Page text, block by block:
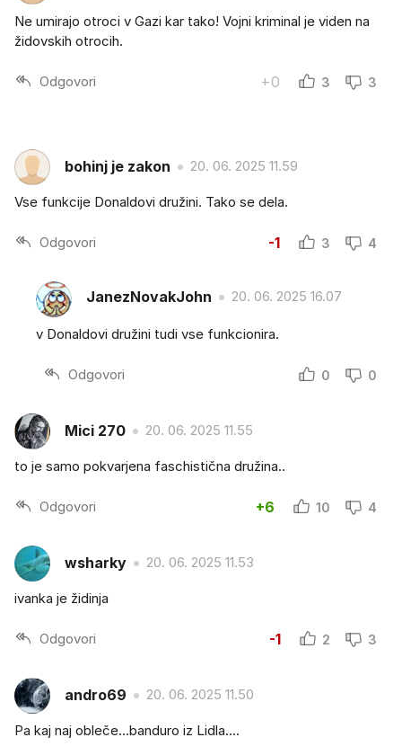
Ne umirajo otroci v Gazi kar tako! Vojni kriminal je viden na
židovskih otrocih.
Odgovori +0 3 3
bohinj je zakon 20. 06. 2025 11.59
Vse funkcije Donaldovi družini. Tako se dela.
Odgovori -1 3 4
JanezNovakJohn 20. 06. 2025 16.07
v Donaldovi družini tudi vse funkcionira.
Odgovori 0 0
Mici 270 20. 06. 2025 11.55
to je samo pokvarjena faschistična družina..
Odgovori +6 10 4
wsharky 20. 06. 2025 11.53
ivanka je židinja
Odgovori -1 2 3
andro69 20. 06. 2025 11.50
Pa kaj naj obleče...banduro iz Lidla....